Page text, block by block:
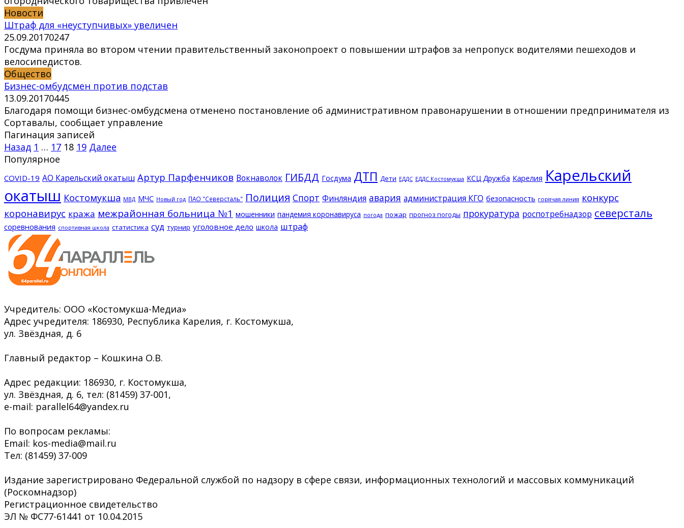
Новости
Штраф для «неуступчивых» увеличен
25.09.20170247
Госдума приняла во втором чтении правительственный законопроект о повышении штрафов за непропуск водителями пешеходов и
велосипедистов.
Общество
Бизнес-омбудсмен против подстав
13.09.20170445
Благодаря помощи бизнес-омбудсмена отменено постановление об административном правонарушении в отношении предпринимателя из
Сортавалы, сообщает управление
Пагинация записей
Назад 1 … 17 18 19 Далее
Популярное
COVID-19 АО Карельский окатыш Артур Парфенчиков Вокнаволок ГИБДД Госдума ДТП Дети ЕДДС ЕДДС Костомукша КСЦ Дружба Карелия Карельский
окатыш Костомукша МВД МЧС Новый год ПАО "Северсталь" Полиция Спорт Финляндия авария администрация КГО безопасность горячая линия конкурс
коронавирус кража межрайонная больница №1 мошенники пандемия коронавируса погода пожар прогноз погоды прокуратура роспотребнадзор северсталь
соревнования спортивная школа статистика суд турнир уголовное дело школа штраф
Учредитель: ООО «Костомукша-Медиа»
Адрес учредителя: 186930, Республика Карелия, г. Костомукша,
ул. Звёздная, д. 6
Главный редактор – Кошкина О.В.
Адрес редакции: 186930, г. Костомукша,
ул. Звёздная, д. 6, тел: (81459) 37-001,
e-mail: parallel64@yandex.ru
По вопросам рекламы:
Email: kos-media@mail.ru
Тел: (81459) 37-009
Издание зарегистрировано Федеральной службой по надзору в сфере связи, информационных технологий и массовых коммуникаций
(Роскомнадзор)
Регистрационное свидетельство
ЭЛ № ФС77-61441 от 10.04.2015